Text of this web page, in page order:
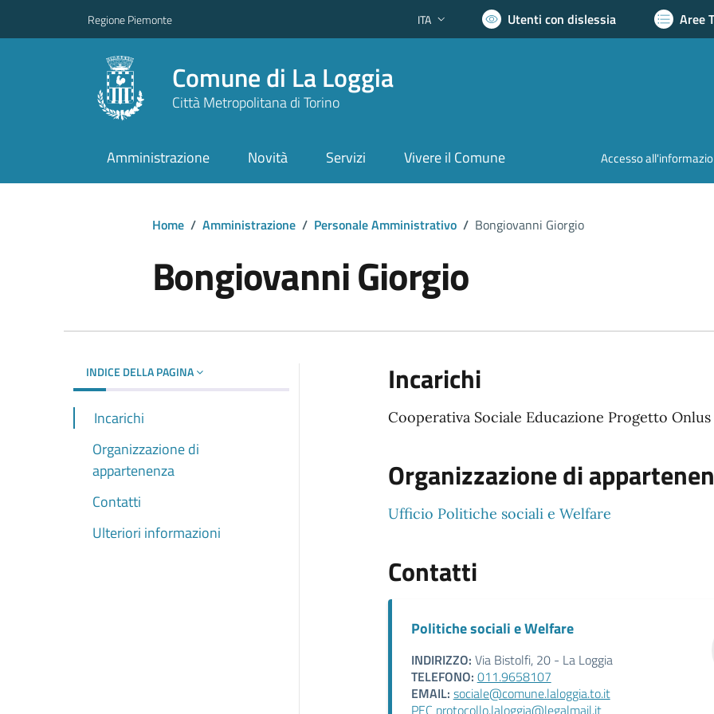
Regione Piemonte Lingua attiva:
ITA Utenti con dislessia Aree
Comune di La Loggia
Città Metropolitana di Torino
Amministrazione Novità Servizi Vivere il Comune Accesso
Home / Amministrazione / Personale Amministrativo / Bongiovanni Giorgio
Bongiovanni Giorgio
INDICE DELLA PAGINA
Incarichi
Organizzazione di
appartenenza
Contatti
Ulteriori informazioni
Incarichi
Cooperativa Sociale Educazione Progetto Onlus
Organizzazione di
Ufficio Politiche sociali e Welfare
Contatti
Politiche sociali e Welfare
INDIRIZZO: Via Bistolfi, 20 - La Loggia
TELEFONO: 011.9658107
EMAIL: sociale@comune.laloggia.to.it
PEC protocollo.laloggia@legalmail.it